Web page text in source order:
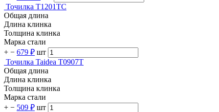
Точилка T1201TC
Общая длина
Длина клинка
Толщина клинка
Марка стали
+ − 679 ₽ шт
Точилка Taidea T0907T
Общая длина
Длина клинка
Толщина клинка
Марка стали
+ − 509 ₽ шт